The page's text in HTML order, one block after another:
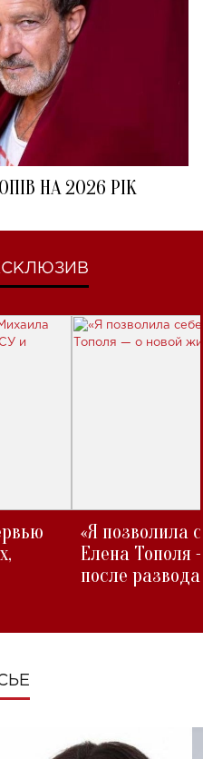
НА 2026 РІК
«Я позволила
Елена Тополя
после развода